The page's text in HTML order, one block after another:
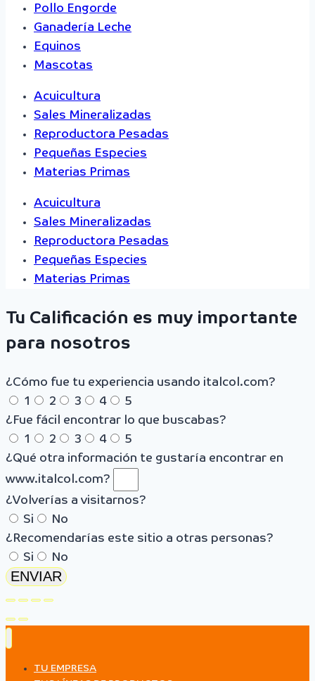
Pollo Engorde
Ganadería Leche
Equinos
Mascotas
Acuicultura
Sales Mineralizadas
Reproductora Pesadas
Pequeñas Especies
Materias Primas
Acuicultura
Sales Mineralizadas
Reproductora Pesadas
Pequeñas Especies
Materias Primas
Tu Calificación es muy importante
para nosotros
¿Cómo fue tu experiencia usando italcol.com?
1
2 3 4
5
¿Fue fácil encontrar lo que buscabas?
1
2 3 4
5
¿Qué otra información te gustaría encontrar en
www.italcol.com?
¿Volverías a visitarnos?
Si
No
¿Recomendarías este sitio a otras personas?
Si
No
ENVIAR
TU EMPRESA